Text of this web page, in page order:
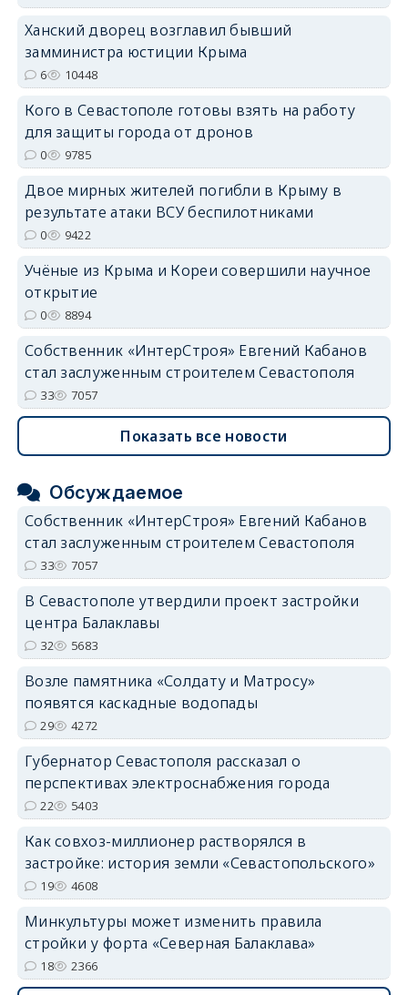
erid: 2SDnjdvhGXG
Ханский дворец возглавил бывший
замминистра юстиции Крыма
6 10448
Кого в Севастополе готовы взять на работу
для защиты города от дронов
0 9785
Двое мирных жителей погибли в Крыму в
результате атаки ВСУ беспилотниками
0 9422
Учёные из Крыма и Кореи совершили научное
открытие
0 8894
Собственник «ИнтерСтроя» Евгений Кабанов
стал заслуженным строителем Севастополя
33 7057
Показать все новости
Обсуждаемое
Собственник «ИнтерСтроя» Евгений Кабанов
стал заслуженным строителем Севастополя
33 7057
В Севастополе утвердили проект застройки
центра Балаклавы
32 5683
Возле памятника «Солдату и Матросу»
появятся каскадные водопады
29 4272
Губернатор Севастополя рассказал о
перспективах электроснабжения города
22 5403
Как совхоз-миллионер растворялся в
застройке: история земли «Севастопольского»
19 4608
Минкультуры может изменить правила
стройки у форта «Северная Балаклава»
18 2366